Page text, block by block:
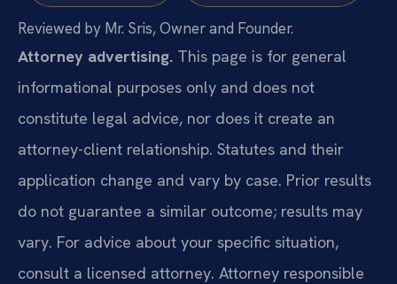
Reviewed by Mr. Sris, Owner and Founder.
Attorney advertising. This page is for general
informational purposes only and does not
constitute legal advice, nor does it create an
attorney-client relationship. Statutes and their
application change and vary by case. Prior results
do not guarantee a similar outcome; results may
vary. For advice about your specific situation,
consult a licensed attorney. Attorney responsible